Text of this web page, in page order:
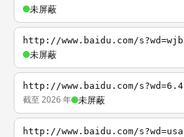
未屏蔽
http://www.baidu.com/s?wd=wjb
未屏蔽
http://www.baidu.com/s?wd=6.4
截至 2026 年 未屏蔽
http://www.baidu.com/s?wd=usa